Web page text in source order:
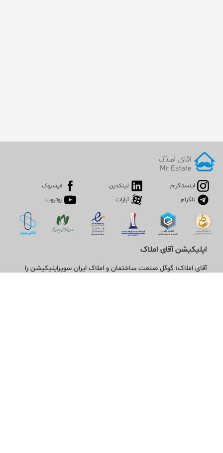
اینستاگرام لینکدین
فیسبوک
تلگرام
آپارات یوتیوب
اپلیکیشن آقای املاک
آقای املاک؛ گوگل صنعت ساختمان و املاک ایران سوپراپلیکیشن را